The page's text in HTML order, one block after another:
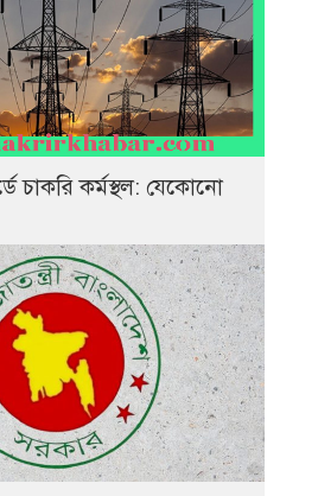
চাকরি কর্মস্থল: যেকোনো